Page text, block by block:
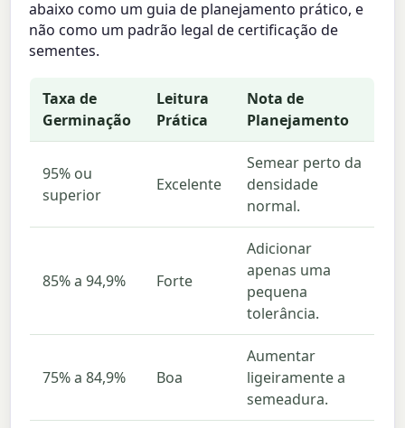
abaixo como um guia de planejamento prático, e
não como um padrão legal de certificação de
sementes.
Taxa de
Germinação
Leitura
Prática
Nota de
Planejamento
95% ou
superior
Excelente
Semear perto da
densidade
normal.
85% a 94,9% Forte
Adicionar
apenas uma
pequena
tolerância.
75% a 84,9% Boa
Aumentar
ligeiramente a
semeadura.